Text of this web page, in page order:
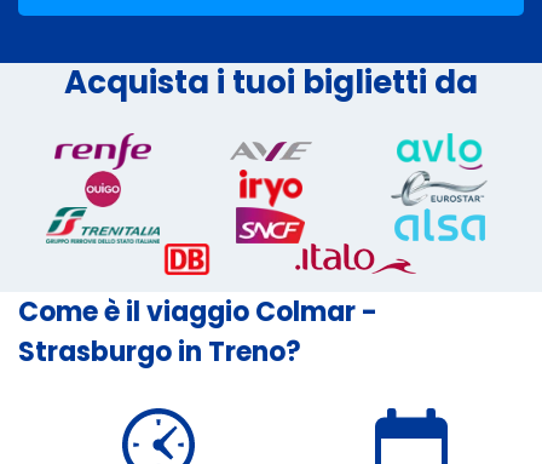
Acquista i tuoi biglietti da
Come è il viaggio Colmar -
Strasburgo in Treno?